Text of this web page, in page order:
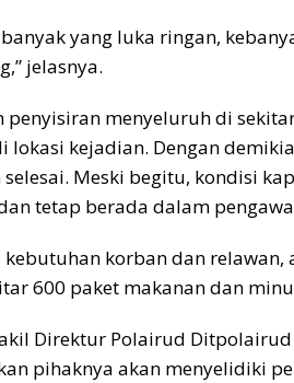
yang luka ringan,
jelasnya.
penyisiran menyeluruh di
kejadian. Dengan
Meski begitu, kondisi
tetap berada dalam
korban dan
600 paket makanan dan
Direktur Polairud
pihaknya akan menyelidiki